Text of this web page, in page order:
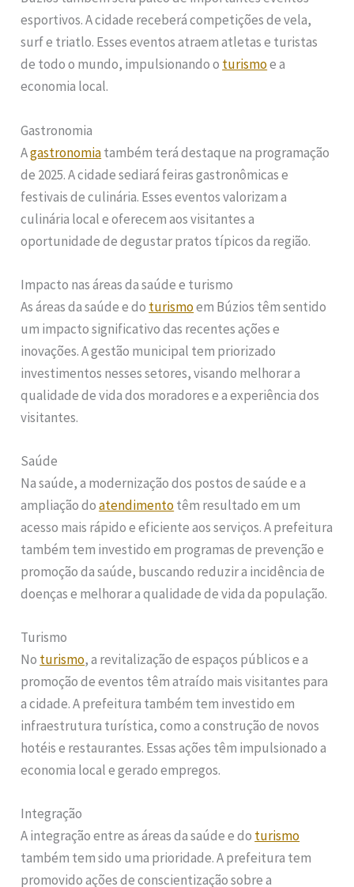
esportivos. A cidade receberá competições de vela,
surf e triatlo. Esses eventos atraem atletas e turistas
de todo o mundo, impulsionando o turismoe a
economia local.
Gastronomia
Agastronomiatambém terá destaque na programação
de 2025. A cidade sediará feiras gastronômicas e
festivais de culinária. Esses eventos valorizam a
culinária local e oferecem aos visitantes a
oportunidade de degustar pratos típicos da região.
Impacto nas áreas da saúde e turismo
As áreas da saúde e do turismoem Búzios têm sentido
um impacto significativo das recentes ações e
inovações. A gestão municipal tem priorizado
investimentos nesses setores, visando melhorar a
qualidade de vida dos moradores e a experiência dos
visitantes.
Saúde
Na saúde, a modernização dos postos de saúde e a
ampliação doatendimentotêm resultado em um
acesso mais rápido e eficiente aos serviços. A prefeitura
também tem investido em programas de prevenção e
promoção da saúde, buscando reduzir a incidência de
doenças e melhorar a qualidade de vida da população.
Turismo
No turismo, a revitalização de espaços públicos e a
promoção de eventos têm atraído mais visitantes para
a cidade. A prefeitura também tem investido em
infraestrutura turística, como a construção de novos
hotéis e restaurantes. Essas ações têm impulsionado a
economia local e gerado empregos.
Integração
A integração entre as áreas da saúde e do turismo
também tem sido uma prioridade. A prefeitura tem
promovido ações de conscientização sobre a